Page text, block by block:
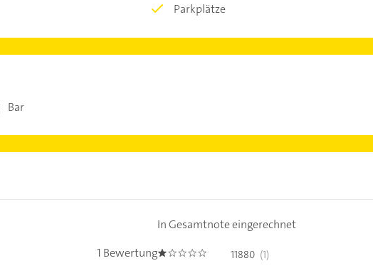
Parkplätze
Bar
1 Bewertung
In Gesamtnote eingerechnet
1.0 11880 (1)